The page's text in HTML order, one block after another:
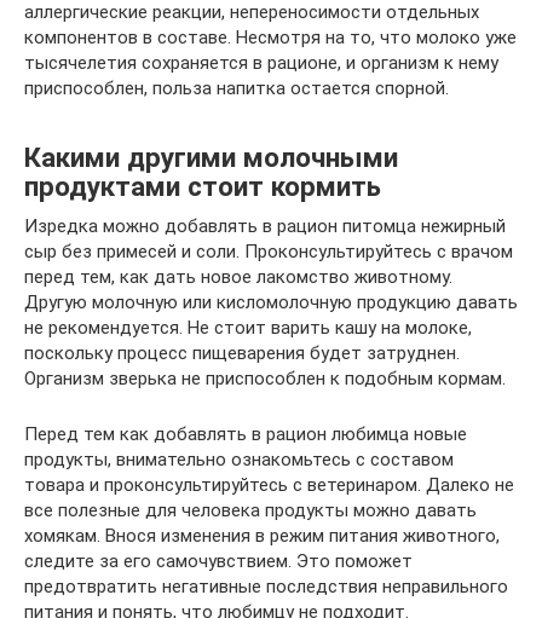
аллергические реакции, непереносимости отдельных
компонентов в составе. Несмотря на то, что молоко уже
тысячелетия сохраняется в рационе, и организм к нему
приспособлен, польза напитка остается спорной.
Какими другими молочными
продуктами стоит кормить
Изредка можно добавлять в рацион питомца нежирный
сыр без примесей и соли. Проконсультируйтесь с врачом
перед тем, как дать новое лакомство животному.
Другую молочную или кисломолочную продукцию давать
не рекомендуется. Не стоит варить кашу на молоке,
поскольку процесс пищеварения будет затруднен.
Организм зверька не приспособлен к подобным кормам.
Перед тем как добавлять в рацион любимца новые
продукты, внимательно ознакомьтесь с составом
товара и проконсультируйтесь с ветеринаром. Далеко не
все полезные для человека продукты можно давать
хомякам. Внося изменения в режим питания животного,
следите за его самочувствием. Это поможет
предотвратить негативные последствия неправильного
питания и понять, что любимцу не подходит.